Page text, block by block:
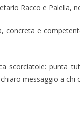
Racco e Palella,
concreta e
scorciatoie: punta
messaggio a